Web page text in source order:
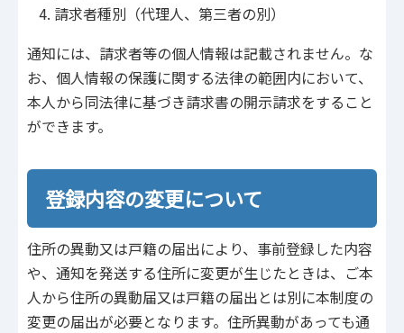
請求者種別（代理人、第三者の別）
通知には、請求者等の個人情報は記載されません。な
お、個人情報の保護に関する法律の範囲内において、
本人から同法律に基づき請求書の開示請求をすること
ができます。
登録内容の変更について
住所の異動又は戸籍の届出により、事前登録した内容
や、通知を発送する住所に変更が生じたときは、ご本
人から住所の異動届又は戸籍の届出とは別に本制度の
変更の届出が必要となります。住所異動があっても通